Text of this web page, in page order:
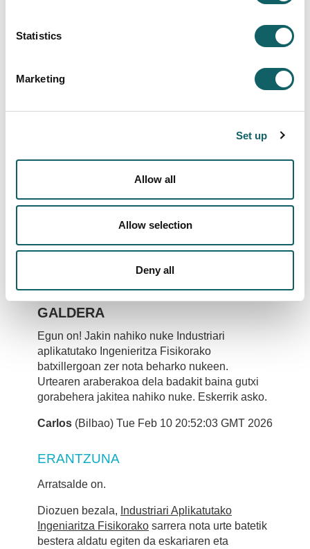
Statistics
Marketing
Set up
Allow all
Allow selection
Deny all
La duración de la sesión será de alrededor de
Iruzkindu
GALDERA
Egun on! Jakin nahiko nuke Industriari
aplikatutako Ingenieritza Fisikorako
batxillergoan zer nota beharko nukeen.
Urtearen araberakoa dela badakit baina gutxi
gorabehera jakitea nahiko nuke. Eskerrik asko.
Carlos (Bilbao) Tue Feb 10 20:52:03 GMT 2026
ERANTZUNA
Arratsalde on.
Diozuen bezala, Industriari Aplikatutako
Ingeniaritza Fisikorako sarrera nota urte batetik
bestera aldatu egiten da eskariaren eta